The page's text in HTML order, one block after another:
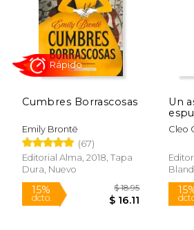
50%
dcto.
$ 94.46
$ 47.23
Cumbres Borrascosas
Emily Brontë
(67)
Editorial Alma, 2018, Tapa
Dura, Nuevo
Un
Cleo